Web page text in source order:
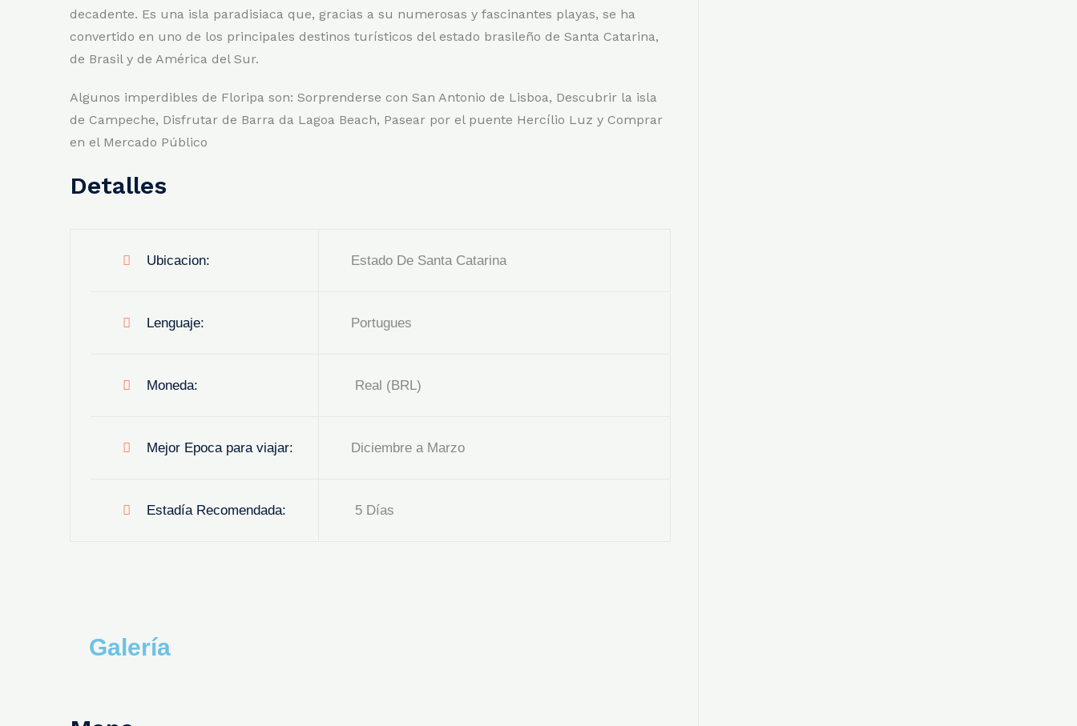
decadente. Es una isla paradisiaca que, gracias a su numerosas y fascinantes playas, se ha
convertido en uno de los principales destinos turísticos del estado brasileño de Santa Catarina,
de Brasil y de América del Sur.
Algunos imperdibles de Floripa son: Sorprenderse con San Antonio de Lisboa, Descubrir la isla
de Campeche, Disfrutar de Barra da Lagoa Beach, Pasear por el puente Hercílio Luz y Comprar
en el Mercado Público
Detalles
Ubicacion: Estado De Santa Catarina
Lenguaje: Portugues
Moneda: Real (BRL)
Mejor Epoca para viajar: Diciembre a Marzo
Estadía Recomendada: 5 Días
Galería